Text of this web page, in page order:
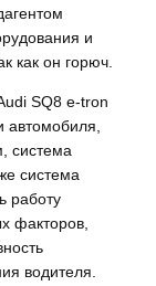
и
как он горюч.
SQ8 e-tron
автомобиля,
система
система
работу
факторов,
водителя.